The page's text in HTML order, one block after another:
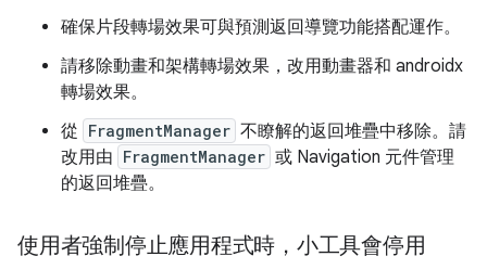
確保片段轉場效果可與預測返回導覽功能搭配運作。
請移除動畫和架構轉場效果，改用動畫器和 androidx
轉場效果。
從 FragmentManager 不瞭解的返回堆疊中移除。請
改用由 FragmentManager 或 Navigation 元件管理
的返回堆疊。
使用者強制停止應用程式時，小工具會停用